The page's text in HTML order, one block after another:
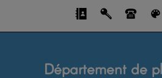
Département de